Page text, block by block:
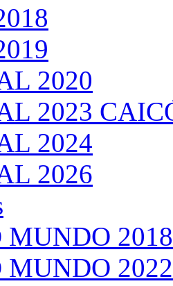
2020
2023
2024
2026
MUNDO 2018
MUNDO 2022